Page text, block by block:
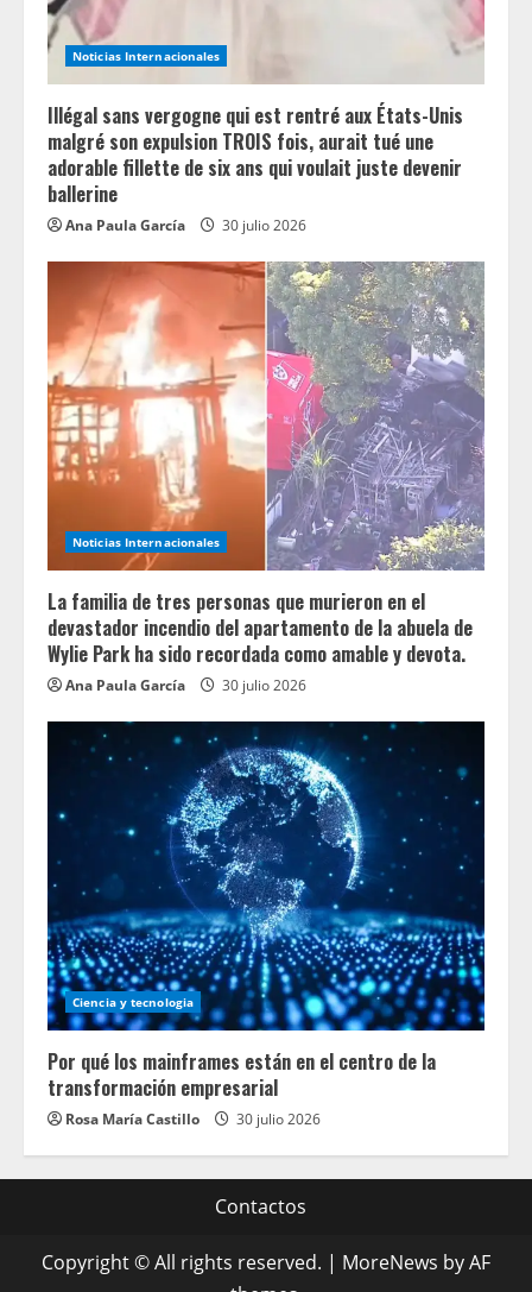
Noticias Internacionales
Illégal sans vergogne qui est rentré aux États-Unis
malgré son expulsion TROIS fois, aurait tué une
adorable fillette de six ans qui voulait juste devenir
ballerine
Ana Paula García 30 julio 2026
Noticias Internacionales
La familia de tres personas que murieron en el
devastador incendio del apartamento de la abuela de
Wylie Park ha sido recordada como amable y devota.
Ana Paula García 30 julio 2026
Ciencia y tecnologia
Por qué los mainframes están en el centro de la
transformación empresarial
Rosa María Castillo 30 julio 2026
Contactos
Copyright © All rights reserved. | MoreNews by AF